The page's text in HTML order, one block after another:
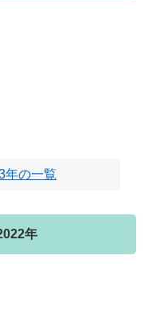
年の一覧
年